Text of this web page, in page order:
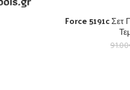
Force 5191c
91.00